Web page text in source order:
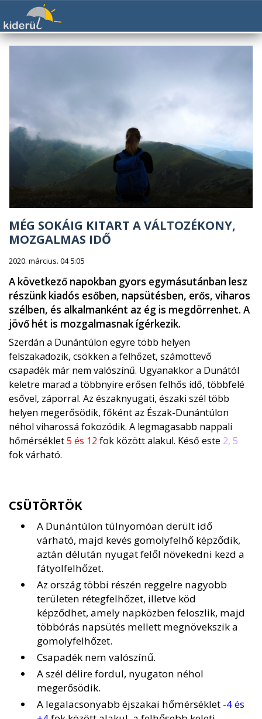
MÉG SOKÁIG KITART A VÁLTOZÉKONY,
MOZGALMAS IDŐ
2020. március. 04 5:05
A következő napokban gyors egymásutánban lesz
részünk kiadós esőben, napsütésben, erős, viharos
szélben, és alkalmanként az ég is megdörrenhet. A
jövő hét is mozgalmasnak ígérkezik.
Szerdán a Dunántúlon egyre több helyen
felszakadozik, csökken a felhőzet, számottevő
csapadék már nem valószínű. Ugyanakkor a Dunától
keletre marad a többnyire erősen felhős idő, többfelé
esővel, záporral. Az északnyugati, északi szél több
helyen megerősödik, főként az Észak-Dunántúlon
néhol viharossá fokozódik. A legmagasabb nappali
hőmérséklet5 és 12 fok között alakul. Késő este 2, 5
fok várható.
CSÜTÖRTÖK
A Dunántúlon túlnyomóan derült idő
várható, majd kevés gomolyfelhő képződik,
aztán délután nyugat felől növekedni kezd a
fátyolfelhőzet.
Az ország többi részén reggelre nagyobb
területen rétegfelhőzet, illetve köd
képződhet, amely napközben feloszlik, majd
többórás napsütés mellett megnövekszik a
gomolyfelhőzet.
Csapadék nem valószínű.
A szél délire fordul, nyugaton néhol
megerősödik.
A legalacsonyabb éjszakai hőmérséklet -4 és